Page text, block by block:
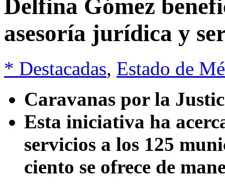
Delfina Gómez
asesoría jurídica y
* Destacadas, Estado de
Caravanas por la
Esta iniciativa ha
servicios a los 125
ciento se ofrece de